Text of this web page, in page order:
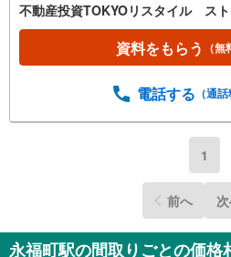
不動産投資TOKYOリスタイル ス
資料をもらう （無
電話する （通
1
前へ
永福町駅の間取りごとの価格